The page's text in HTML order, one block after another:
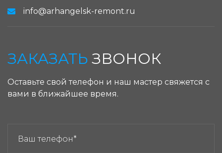
info@arhangelsk-remont.ru
ЗАКАЗАТЬ ЗВОНОК
Оставьте свой телефон и наш мастер свяжется с
вами в ближайшее время.